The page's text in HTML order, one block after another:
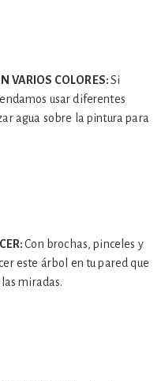
VARIOS COLORES:Si
usar diferentes
agua sobre la pintura para
Con brochas, pinceles y
este árbol en tu pared que
miradas.